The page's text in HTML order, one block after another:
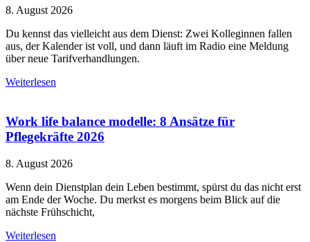
8. August 2026
Du kennst das vielleicht aus dem Dienst: Zwei Kolleginnen fallen
aus, der Kalender ist voll, und dann läuft im Radio eine Meldung
über neue Tarifverhandlungen.
Weiterlesen
Work life balance modelle: 8 Ansätze für
Pflegekräfte 2026
8. August 2026
Wenn dein Dienstplan dein Leben bestimmt, spürst du das nicht erst
am Ende der Woche. Du merkst es morgens beim Blick auf die
nächste Frühschicht,
Weiterlesen